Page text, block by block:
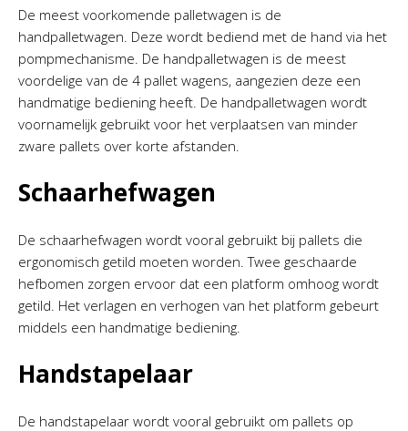
De meest voorkomende palletwagen is de
handpalletwagen. Deze wordt bediend met de hand via het
pompmechanisme. De handpalletwagen is de meest
voordelige van de 4 pallet wagens, aangezien deze een
handmatige bediening heeft. De handpalletwagen wordt
voornamelijk gebruikt voor het verplaatsen van minder
zware pallets over korte afstanden.
Schaarhefwagen
De schaarhefwagen wordt vooral gebruikt bij pallets die
ergonomisch getild moeten worden. Twee geschaarde
hefbomen zorgen ervoor dat een platform omhoog wordt
getild. Het verlagen en verhogen van het platform gebeurt
middels een handmatige bediening.
Handstapelaar
De handstapelaar wordt vooral gebruikt om pallets op